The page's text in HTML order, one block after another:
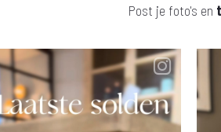
Post je foto's en